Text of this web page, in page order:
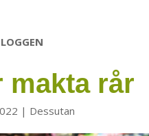
makta rår
| Dessutan